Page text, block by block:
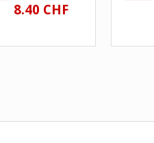
ACK-E18 für Canon
8.40 CHF